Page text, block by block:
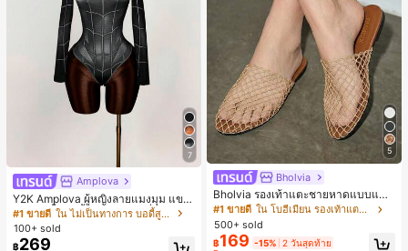
7
Amplova
Y2K Amplova ผู้หญิงลายแมงมุม แขน
ยาว คอตั้ง บอดี้สูท, สไตล์แฟชั่นดาร์ก
บอดี้สูทผู้หญิง บอดี้สูทฮาโลวีน บอดี้สูท
ลายใยแมงมุม
#1 ขายดี
ใน ไม่เป็นทางการ บอดี้สูทผู้หญิง
100+ sold
฿269
5
Bholvia
Bholvia รองเท้าแตะชายหาดแบบแบน
สบาย ๆ ลายฉลุมาใหม่สำหรับผู้หญิง
#1 ขายดี
ใน โบฮีเมียน รองเท้าแตะผู้หญิง
500+ sold
฿169 -15% 2 วันสุดท้าย